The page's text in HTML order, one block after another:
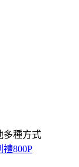
多種方式
禮800P